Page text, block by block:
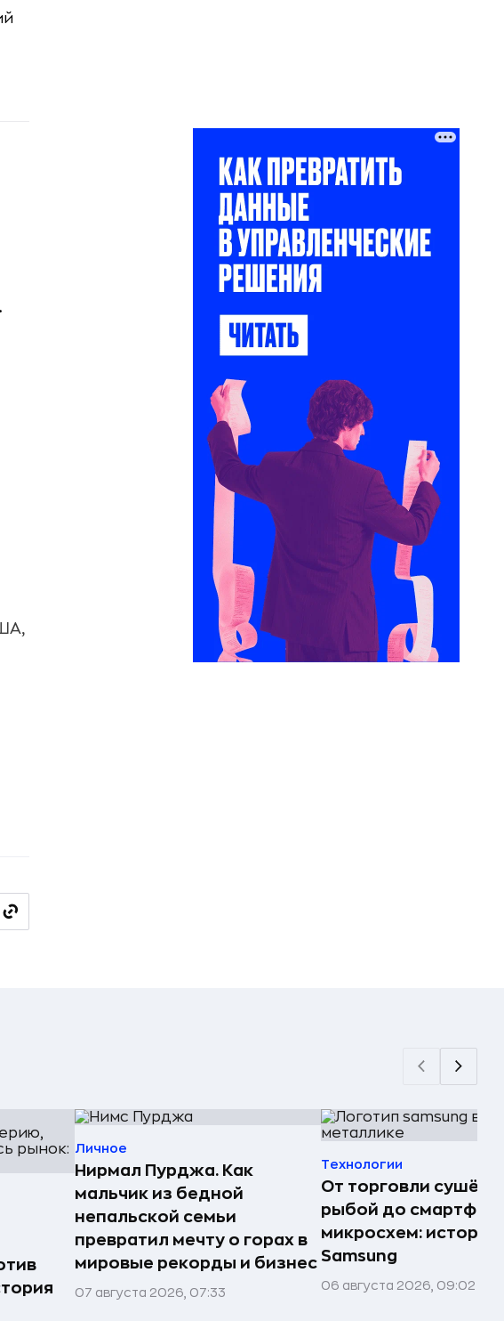
Личное
Нирмал Пурджа. Как
мальчик из бедной
непальской семьи
превратил мечту о горах в
мировые рекорды и бизнес
07 августа 2026, 07:33
Технологии
От торговли
рыбой до
микросхем: история
Samsung
06 августа 2026, 09:02